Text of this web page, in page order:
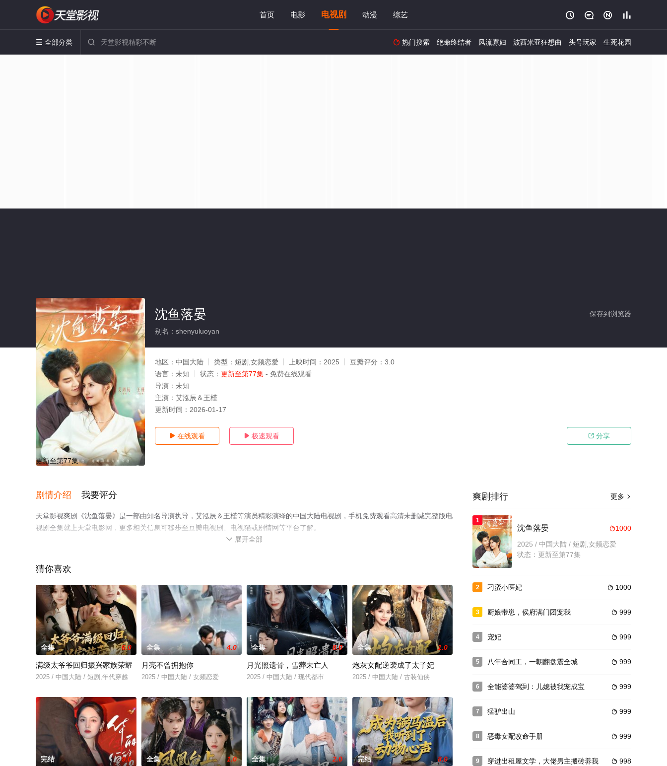
首页 电影 电视剧 动漫 综艺    
 全部分类   热门搜索 绝命终结者 风流寡妇 波西米亚狂想曲 头号玩家 生死花园
更新至第77集
保存到浏览器
沈鱼落晏
别名：shenyuluoyan
地区： 中国大陆 类型： 短剧,女频恋爱 上映时间： 2025 豆瓣评分： 3.0
语言： 未知 状态： 更新至第77集 - 免费在线观看
导演： 未知
主演： 艾泓辰＆王槿
更新时间： 2026-01-17
 在线观看  极速观看  分享
剧情介绍 我要评分
天堂影视爽剧《沈鱼落晏》是一部由知名导演执导，艾泓辰＆王槿等演员精彩演绎的中国大陆电视剧，手机免费观看高清未删减完整版电
视剧全集就上天堂电影网，更多相关信息可移步至豆瓣电视剧、电视猫或剧情网等平台了解。
 展开全部
猜你喜欢
全集 6.0
满级太爷爷回归振兴家族荣耀
2025 / 中国大陆 / 短剧,年代穿越
全集 4.0
月亮不曾拥抱你
2025 / 中国大陆 / 女频恋爱
全集 8.0
月光照遗骨，雪葬未亡人
2025 / 中国大陆 / 现代都市
全集 1.0
炮灰女配逆袭成了太子妃
2025 / 中国大陆 / 古装仙侠
完结 9.0 全集 1.0 全集 2.0 完结 8.0
更多 
爽剧排行
1
1000
沈鱼落晏
2025 / 中国大陆 / 短剧,女频恋爱
状态：更新至第77集
2  1000
刁蛮小医妃
3  999
厨娘带崽，侯府满门团宠我
4  999
宠妃
5  999
八年合同工，一朝翻盘震全城
6  999
全能婆婆驾到：儿媳被我宠成宝
7  999
猛驴出山
8  999
恶毒女配改命手册
9  998
穿进出租屋文学，大佬男主搬砖养我